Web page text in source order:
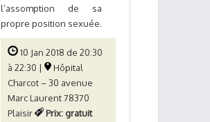
l’assomption de sa
propre position sexuée.
10 Jan 2018 de 20:30
à 22:30 |
Hôpital
Charcot – 30 avenue
Marc Laurent 78370
Plaisir
Prix: gratuit